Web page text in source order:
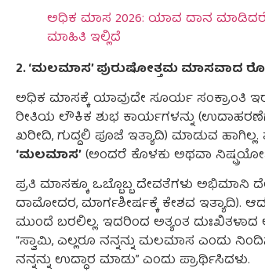
ಅಧಿಕ ಮಾಸ 2026: ಯಾವ ದಾನ
ಮಾಹಿತಿ ಇಲ್ಲಿದೆ
2. ‘ಮಲಮಾಸ’ ಪುರುಷೋತ್ತಮ ಮಾಸವಾದ
ಅಧಿಕ ಮಾಸಕ್ಕೆ ಯಾವುದೇ ಸೂರ್ಯ ಸಂಕ್ರಾಂತಿ
ರೀತಿಯ ಲೌಕಿಕ ಶುಭ ಕಾರ್ಯಗಳನ್ನು
ಖರೀದಿ, ಗುದ್ದಲಿ ಪೂಜೆ ಇತ್ಯಾದಿ) ಮಾಡುವ
‘ಮಲಮಾಸ’(ಅಂದರೆ ಕೊಳಕು ಅಥವಾ
ಪ್ರತಿ ಮಾಸಕ್ಕೂ ಒಬ್ಬೊಬ್ಬ ದೇವತೆಗಳು ಅಭಿಮಾನಿ
ದಾಮೋದರ, ಮಾರ್ಗಶೀರ್ಷಕ್ಕೆ ಕೇಶವ
ಮುಂದೆ ಬರಲಿಲ್ಲ. ಇದರಿಂದ ಅತ್ಯಂತ
“ಸ್ವಾಮಿ, ಎಲ್ಲರೂ ನನ್ನನ್ನು ಮಲಮಾಸ ಎಂದು
ನನ್ನನ್ನು ಉದ್ಧಾರ ಮಾಡು” ಎಂದು ಪ್ರಾರ್ಥಿಸಿದಳು.